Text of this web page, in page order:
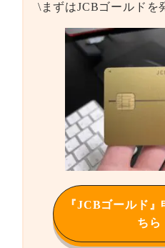
\まずはJCBゴールドを
『JCBゴールド』
ちら